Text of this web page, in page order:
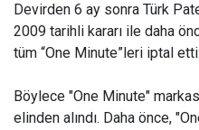
Devirden 6 ay sonra Türk
2009 tarihli kararı ile daha
tüm “One Minute”leri iptal etti.
Böylece "One Minute"
elinden alındı. Daha önce,